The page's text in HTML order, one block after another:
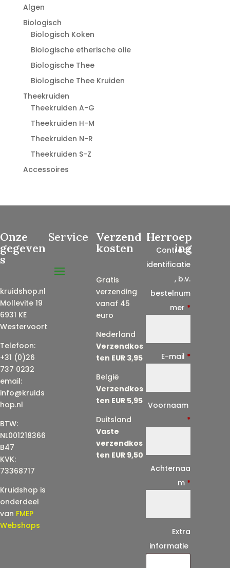
Algen
Biologisch
Biologisch Koken
Biologische etherische olie
Biologische Thee
Biologische Thee Kruiden
Theekruiden
Theekruiden A-G
Theekruiden H-M
Theekruiden N-R
Theekruiden S-Z
Accessoires
Onze
gegeven
s
kruidshop.nl
Mollevite 19
6931 KE
Westervoort
Telefoon:
+31 (0)26
737 0232
email:
info@kruids
hop.nl
BTW:
NL001218366
B47
KVK:
73368717
Kruidshop is
onderdeel
van FMEP
Webshops
Service Verzend
kosten
Gratis
verzending
vanaf 45
euro
Nederland
Verzendkos
ten EUR 3,95
België
Verzendkos
ten EUR 5,95
Duitsland
Vaste
verzendkos
ten EUR 9,50
Herroep
ing
Contract
identificatie
, b.v.
bestelnum
mer *
E-mail *
Voornaam
*
Achternaa
m *
Extra
informatie